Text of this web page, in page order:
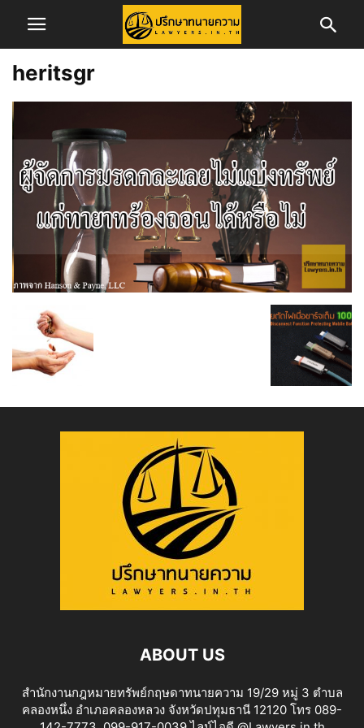
heritsgr
ABOUT US
สำนักงานกฎหมายทรัพย์กฤษดาทนายความ 19/29 หมู่ 3 ตำบล
คลองหนึ่ง อำเภอคลองหลวง จังหวัดปทุมธานี 12120 โทร 089-